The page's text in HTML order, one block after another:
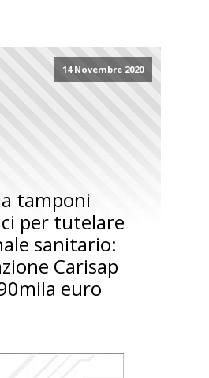
14 Novembre 2020
tamponi
per tutelare
sanitario:
Carisap
euro